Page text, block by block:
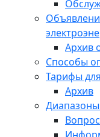
Архив
Способы
Тарифы
Архив